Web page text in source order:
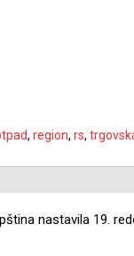
, region, rs,
nastavila 19.